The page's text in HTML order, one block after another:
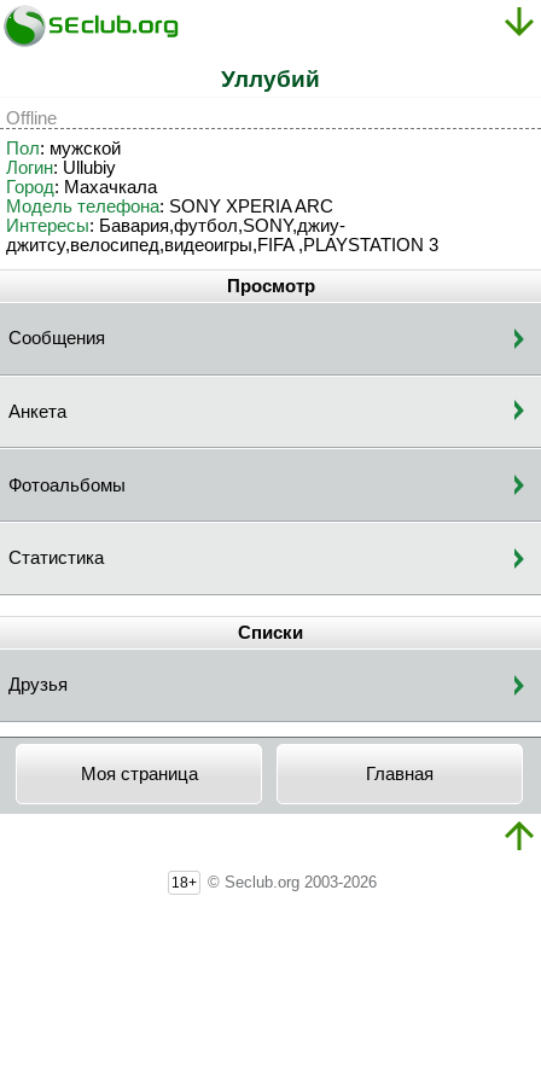
Уллубий
Offline
Пол: мужской
Логин: Ullubiy
Город: Махачкала
Модель телефона: SONY XPERIA ARC
Интересы: Бавария,футбол,SONY,джиу-
джитсу,велосипед,видеоигры,FIFA ,PLAYSTATION 3
Просмотр
Сообщения
Анкета
Фотоальбомы
Статистика
Списки
Друзья
Моя страница Главная
18+ © Seclub.org 2003-2026